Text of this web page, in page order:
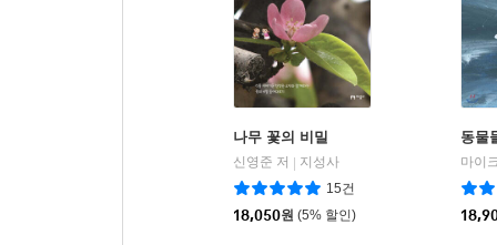
나무 꽃의 비밀
신영준 저
지성사
15건
18,050원 (5% 할인)
동물